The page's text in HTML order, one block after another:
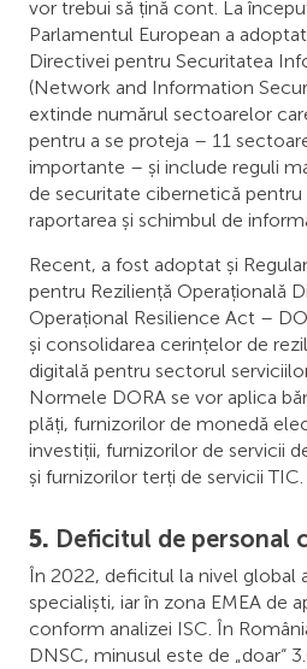
vor trebui să țină cont. La
Parlamentul European a
Directivei pentru Securitatea
(Network and Information
extinde numărul sectoarelor
pentru a se proteja – 11
importante – și include reguli
de securitate cibernetică pentru
raportarea și schimbul de
Recent, a fost adoptat și
pentru Reziliență Operațională
Operațional Resilience Act –
și consolidarea cerințelor de
digitală pentru sectorul
Normele DORA se vor aplica
plăți, furnizorilor de monedă
investiții, furnizorilor de servicii
și furnizorilor terți de servicii TIC.
5. Deficitul de personal
În 2022, deficitul la nivel global
specialiști, iar în zona EMEA de
conform analizei ISC. În
DNSC, minusul este de „doar“